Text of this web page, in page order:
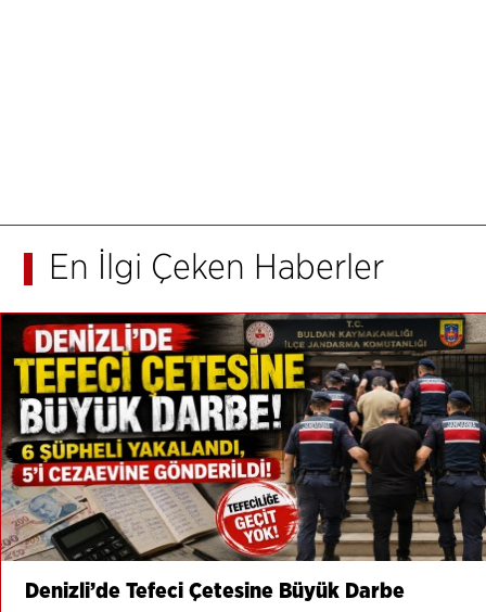
En İlgi Çeken Haberler
Denizli’de Tefeci Çetesine Büyük Darbe